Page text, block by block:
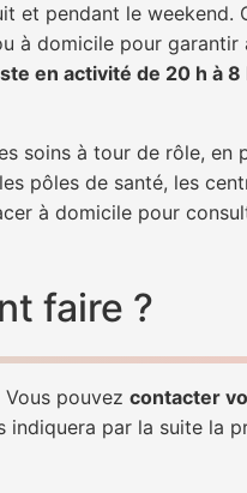
et pendant le weekend.
à domicile pour garantir
en activité de 20 h à
soins à tour de rôle, en
pôles de santé, les
à domicile pour
faire ?
pouvez contacter
par la suite la